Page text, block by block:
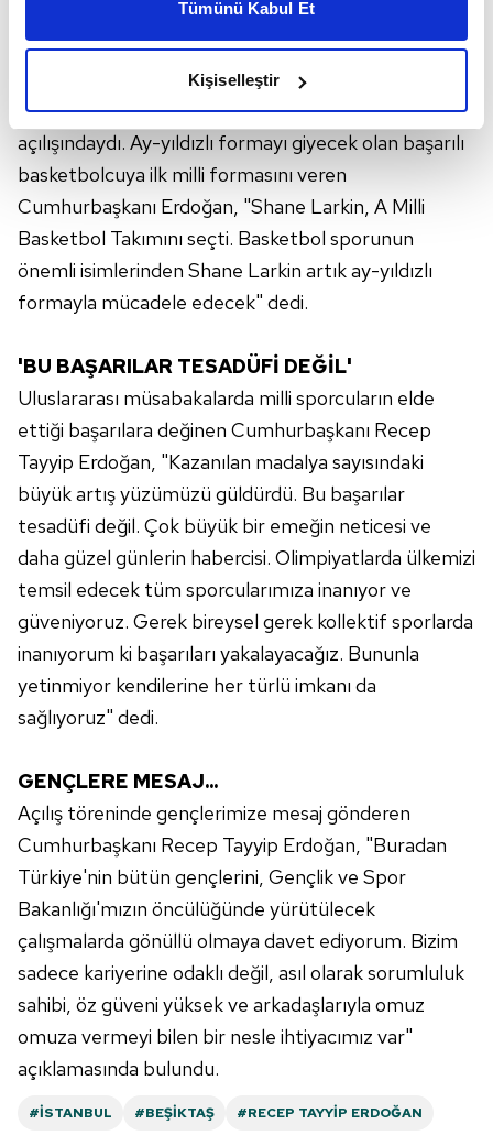
daha iyi reklam deneyimi yaşatabiliriz. Bunu yaparken
amacımızın size daha iyi bir reklam deneyimi sunmak
elimizden gelen çabayı gösterdiğimizi ve bu noktada,
kalemimiz olduğunu sizlere hatırlatmak isteriz.
Her halükârda, kullanıcılar, bu çerezlere izin vermedikleri
takdirde, kullanıcılara hedefli reklamlar
gösterilmeyecektir."
Sizlere daha iyi bir hizmet sunabilmek için İnternet
kullanılmaktadır. Bu çerezler vasıtasıyla çeşitli kişisel
verileriniz işlenmekte olup gerekli olan çerezler bilgi
toplumu hizmetlerinin sunulması amacıyla
kullanılmaktadır. Diğer çerezler, sitemizin daha işlevsel
kılınması ve kişiselleştirilmesi ve sizlere yönelik
reklam/pazarlama faaliyetlerinin yapılması, amaçlarıyla
sınırlı olarak açık rızanız dahilinde kullanılacaktır.
Çerezlere ilişkin tercihlerinizi aşağıda yer alan panel
vasıtasıyla belirleyebilirsiniz. Çerezlere ilişkin detaylı bilgi
için Ayarlar butonuna tıklayabilir,Çerez Bilgilendirme
Metnimiziziyaret edebilirsiniz.
6698 sayılı Kişisel Verilerin Korunması Kanunu uyarınca
hazırlanmış Aydınlatma Metnimizi okumak ve sitemizde
almak için lütfentıklayınız
Tümünü Kabul Et
Kişiselleştir
LARKIN'EFORMAYI VERDİ
Geçtiğimiz günlerde Türk vatandaşlığına geçen
Shane Larkin de dün Burhan Felek Tesisi'nin
açılışındaydı. Ay-yıldızlı formayı giyecek olan başarılı
basketbolcuya ilk milli formasını veren
Cumhurbaşkanı Erdoğan, "Shane Larkin, A Milli
Basketbol Takımını seçti. Basketbol sporunun
önemli isimlerinden Shane Larkin artık ay-yıldızlı
formayla mücadele edecek" dedi.
'BU BAŞARILAR TESADÜFİ DEĞİL'
Uluslararası müsabakalarda milli sporcuların elde
ettiği başarılara değinen Cumhurbaşkanı Recep
Tayyip Erdoğan, "Kazanılan madalya sayısındaki
büyük artış yüzümüzü güldürdü. Bu başarılar
tesadüfi değil. Çok büyük bir emeğin neticesi ve
daha güzel günlerin habercisi. Olimpiyatlarda ülkemizi
temsil edecek tüm sporcularımıza inanıyor ve
güveniyoruz. Gerek bireysel gerek kollektif sporlarda
inanıyorum ki başarıları yakalayacağız. Bununla
yetinmiyor kendilerine her türlü imkanı da
sağlıyoruz" dedi.
GENÇLERE MESAJ...
Açılış töreninde gençlerimize mesaj gönderen
Cumhurbaşkanı Recep Tayyip Erdoğan, "Buradan
Türkiye'nin bütün gençlerini, Gençlik ve Spor
Bakanlığı'mızın öncülüğünde yürütülecek
çalışmalarda gönüllü olmaya davet ediyorum. Bizim
sadece kariyerine odaklı değil, asıl olarak sorumluluk
sahibi, öz güveni yüksek ve arkadaşlarıyla omuz
omuza vermeyi bilen bir nesle ihtiyacımız var"
açıklamasında bulundu.
#İSTANBUL #BEŞIKTAŞ #RECEP TAYYIP ERDOĞAN